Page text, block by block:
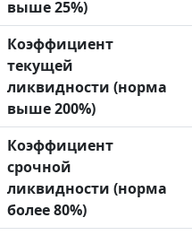
выше 25%)
Коэффициент
текущей
ликвидности (норма
выше 200%)
Коэффициент
срочной
ликвидности (норма
более 80%)